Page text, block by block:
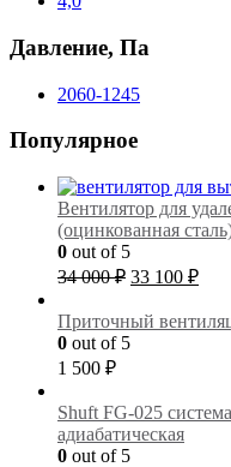
Давление, Па
2060-1245
Популярное
Вентилятор для
(оцинкованная
0 out of 5
34 000₽
составляла
34
33 100 ₽
33
Приточный
0 out of 5
1 500 ₽
Shuft FG-025
адиабатическая
0 out of 5